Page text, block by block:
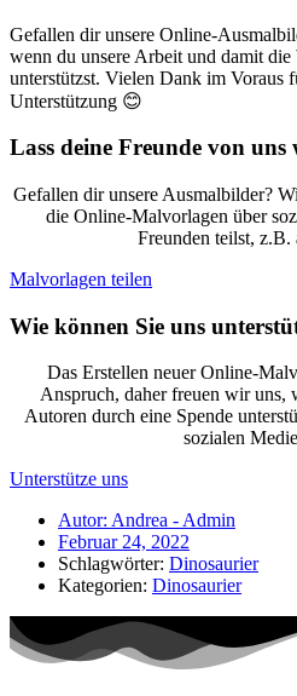
Gefallen dir unsere Online-
wenn du unsere Arbeit und damit
unterstützst. Vielen Dank im Voraus
Unterstützung 😊
Lass deine Freunde von uns
Gefallen dir unsere Ausmalbilder?
die Online-Malvorlagen über
Freunden teilst, z.B.
Malvorlagen teilen
Wie können Sie uns
Das Erstellen neuer Online-
Anspruch, daher freuen wir uns,
Autoren durch eine Spende
sozialen
Unterstütze uns
Autor: Andrea - Admin
Februar 24, 2022
Schlagwörter: Dinosaurier
Kategorien: Dinosaurier